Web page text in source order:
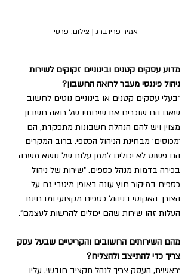
אמיר פרידברג | צילום: פרטי
מדוע עסקים קטנים ובינוניים זקוקים לשירות
ניהול פיננסי מעבר לרואה החשבון?
״בעלי עסקים קטנים או בינוניים נוטים לחשוב
שאם הם שוכרים את שירותיו של רואה חשבון
מצוין ויש להם הנהלת חשבונות מתפקדת, הם
׳מכוסים׳ מבחינת הניהול הכספי. ברוב המקרים
הם פשוט לא יכולים לממן עלות של נושא משרה
בכירה בדמות מנהל כספים. ״שירות של ניהול
כספים במיקור חוץ עונה באופן מיטבי גם על
הצורך האקוטי בניהול כספים מקצועי ומבחינת
העלות זהו שירות שהם יכולים להרשות לעצמם״.
מהם השירותים החשובים והקריטיים שבעל עסק
צריך כדי להתייצב ולהצליח?
״ראשית, העסק צריך לנהל תקציב חודשי. עליו